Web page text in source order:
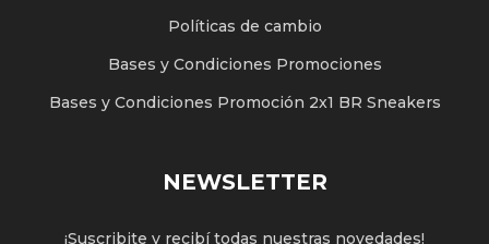
Políticas de cambio
Bases y Condiciones Promociones
Bases y Condiciones Promoción 2x1 BR Sneakers
NEWSLETTER
¡Suscribite y recibí todas nuestras novedades!